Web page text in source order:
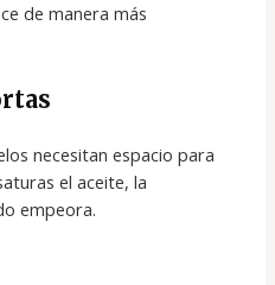
de manera más
necesitan espacio para
el aceite, la
empeora.